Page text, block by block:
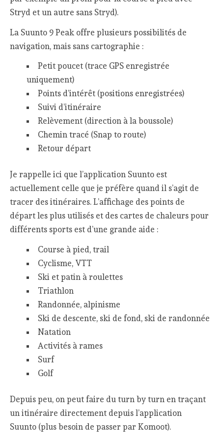
Stryd et un autre sans Stryd).
La Suunto 9 Peak offre plusieurs possibilités de
navigation, mais sans cartographie :
Petit poucet (trace GPS enregistrée
uniquement)
Points d’intérêt (positions enregistrées)
Suivi d’itinéraire
Relèvement (direction à la boussole)
Chemin tracé (Snap to route)
Retour départ
Je rappelle ici que l’application Suunto est
actuellement celle que je préfère quand il s’agit de
tracer des itinéraires. L’affichage des points de
départ les plus utilisés et des cartes de chaleurs pour
différents sports est d’une grande aide :
Course à pied, trail
Cyclisme, VTT
Ski et patin à roulettes
Triathlon
Randonnée, alpinisme
Ski de descente, ski de fond, ski de randonnée
Natation
Activités à rames
Surf
Golf
Depuis peu, on peut faire du turn by turn en traçant
un itinéraire directement depuis l’application
Suunto (plus besoin de passer par Komoot).